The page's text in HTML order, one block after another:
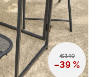
€149
–39 %